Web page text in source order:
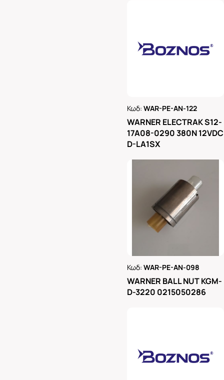
Κωδ:WAR-PE-AN-122
WARNER ELECTRAK S12-
17A08-0290 380N 12VDC
D-LA1SX
Κωδ:WAR-PE-AN-098
WARNER BALL NUT KGM-
D-3220 0215050286